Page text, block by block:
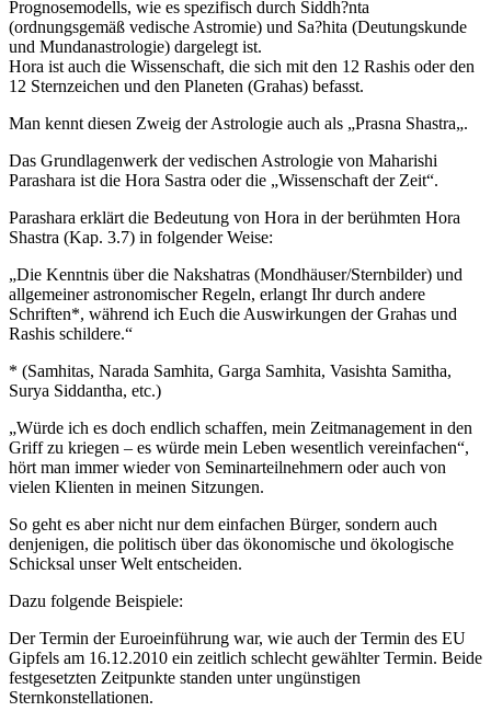
Prognosemodells, wie es spezifisch durch Siddh?nta
(ordnungsgemäß vedische Astromie) und Sa?hita (Deutungskunde
und Mundanastrologie) dargelegt ist.
Hora ist auch die Wissenschaft, die sich mit den 12 Rashis oder den
12 Sternzeichen und den Planeten (Grahas) befasst.
Man kennt diesen Zweig der Astrologie auch als „Prasna Shastra„.
Das Grundlagenwerk der vedischen Astrologie von Maharishi
Parashara ist die Hora Sastra oder die „Wissenschaft der Zeit“.
Parashara erklärt die Bedeutung von Hora in der berühmten Hora
Shastra (Kap. 3.7) in folgender Weise:
„Die Kenntnis über die Nakshatras (Mondhäuser/Sternbilder) und
allgemeiner astronomischer Regeln, erlangt Ihr durch andere
Schriften*, während ich Euch die Auswirkungen der Grahas und
Rashis schildere.“
* (Samhitas, Narada Samhita, Garga Samhita, Vasishta Samitha,
Surya Siddantha, etc.)
„Würde ich es doch endlich schaffen, mein Zeitmanagement in den
Griff zu kriegen – es würde mein Leben wesentlich vereinfachen“,
hört man immer wieder von Seminarteilnehmern oder auch von
vielen Klienten in meinen Sitzungen.
So geht es aber nicht nur dem einfachen Bürger, sondern auch
denjenigen, die politisch über das ökonomische und ökologische
Schicksal unser Welt entscheiden.
Dazu folgende Beispiele:
Der Termin der Euroeinführung war, wie auch der Termin des EU
Gipfels am 16.12.2010 ein zeitlich schlecht gewählter Termin. Beide
festgesetzten Zeitpunkte standen unter ungünstigen
Sternkonstellationen.